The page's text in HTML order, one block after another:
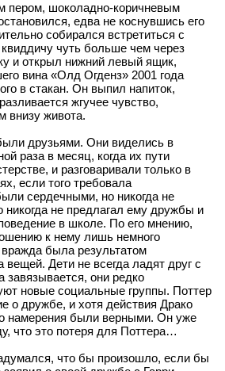
пером, шоколадно-коричневым
едва не коснувшись его
собирался встретиться с
чуть больше чем через
и открыл нижний левый ящик,
вина «Олд Огденз» 2001 года
в стакан. Он выпил напиток,
жгучее чувство,
внизу живота.
друзьями. Они виделись в
раза в месяц, когда их пути
и разговаривали только в
если того требовала
сердечными, но никогда не
не предлагал ему дружбы и
в школе. По его мнению,
к нему лишь немного
была результатом
вещей. Дети не всегда ладят друг с
завязывается, они редко
новые социальные группы. Поттер
о дружбе, и хотя действия Драко
намерения были верными. Он уже
что это потеря для Поттера…
что бы произошло, если бы